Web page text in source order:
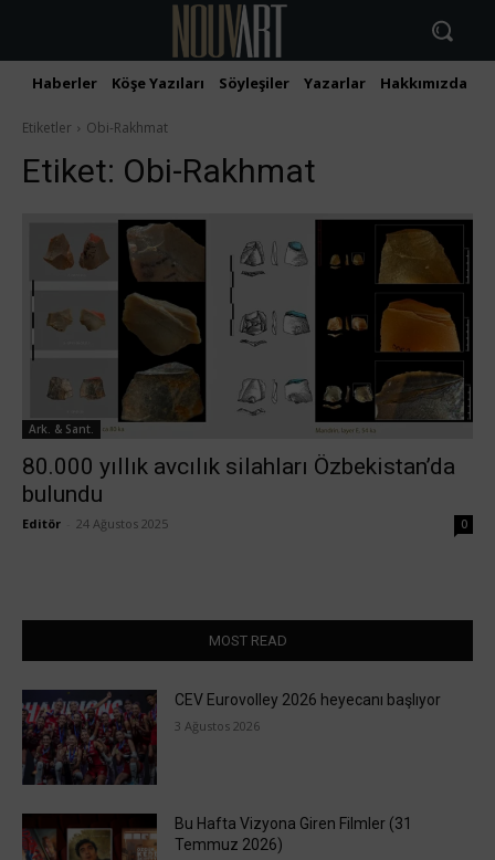
Haberler Köşe Yazıları Söyleşiler Yazarlar Hakkımızda
Etiketler Obi-Rakhmat
Etiket: Obi-Rakhmat
Ark. & Sant.
80.000 yıllık avcılık silahları Özbekistan’da
bulundu
Editör 24 Ağustos 2025 0
MOST READ
CEV Eurovolley 2026 heyecanı başlıyor
3 Ağustos 2026
Bu Hafta Vizyona Giren Filmler (31
Temmuz 2026)